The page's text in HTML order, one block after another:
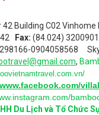
42 Building C02 Vinhome
Fax: (84.024)
0904058568
,
Du Lịch và Tổ Chức